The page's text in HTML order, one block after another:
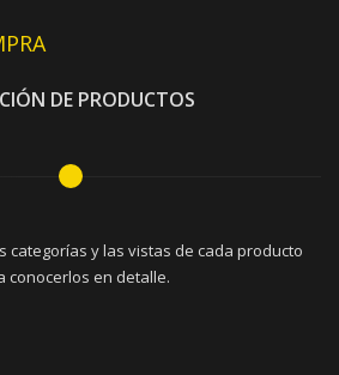
DE PRODUCTOS
categorías y las vistas de cada producto
conocerlos en detalle.